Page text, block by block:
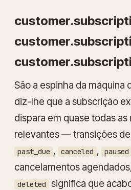
São a espinha da máquina
diz-lhe que a subscrição
dispara em quase todas as
relevantes — transições
past_due , canceled , paused
cancelamentos
deleted
significa que